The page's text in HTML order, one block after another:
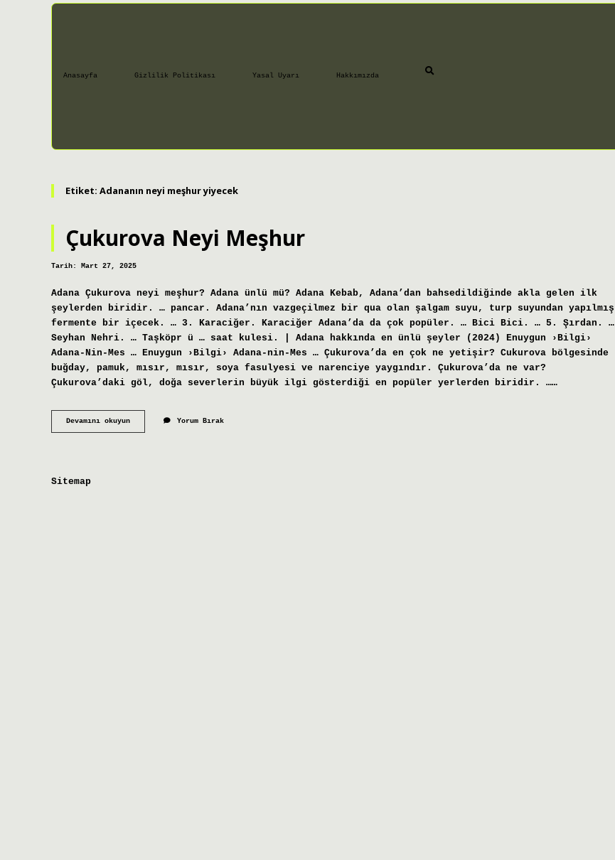
Anasayfa Gizlilik Politikası Yasal Uyarı Hakkımızda
Etiket: Adananın neyi meşhur yiyecek
Çukurova Neyi Meşhur
Tarih: Mart 27, 2025
Adana Çukurova neyi meşhur? Adana ünlü mü? Adana Kebab, Adana’dan bahsedildiğinde akla gelen ilk
şeylerden biridir. … pancar. Adana’nın vazgeçilmez bir qua olan şalgam suyu, turp suyundan yapılmış
fermente bir içecek. … 3. Karaciğer. Karaciğer Adana’da da çok popüler. … Bici Bici. … 5. Şırdan. …
Seyhan Nehri. … Taşköpr ü … saat kulesi. | Adana hakkında en ünlü şeyler (2024) Enuygun ›Bilgi›
Adana-Nin-Mes … Enuygun ›Bilgi› Adana-nin-Mes … Çukurova’da en çok ne yetişir? Cukurova bölgesinde
buğday, pamuk, mısır, mısır, soya fasulyesi ve narenciye yaygındır. Çukurova’da ne var?
Çukurova’daki göl, doğa severlerin büyük ilgi gösterdiği en popüler yerlerden biridir. ……
Devamını okuyunÇukurova
Neyi
Yorum Bırak
Sitemap